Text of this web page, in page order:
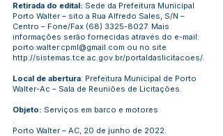
Retirada do edital: Sede da Prefeitura Municipal
Porto Walter – sito a Rua Alfredo Sales, S/N –
Centro – Fone/Fax (68) 3325-8027. Mais
informações serão fornecidas através do e-mail:
porto.walter.cpml@gmail.com ou no site
http://sistemas.tce.ac.gov.br/portaldaslicitacoes/.
Local de abertura: Prefeitura Municipal de Porto
Walter-Ac – Sala de Reuniões de Licitações.
Objeto: Serviços em barco e motores
.
Porto Walter – AC, 20 de junho de 2022.